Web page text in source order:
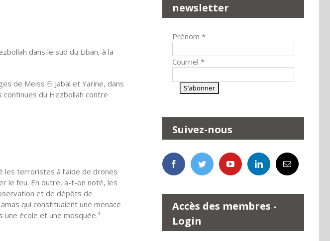
dans le sud du Liban, à la
de Meiss El Jabal et Yarine, dans
du Hezbollah contre
terroristes à l’aide de drones
le feu. En outre, a-t-on noté, les
et de dépôts de
qui constituaient une menace
une école et une mosquée.³
newsletter
Prénom *
Courriel *
Suivez-nous
Accès des membres -
Login